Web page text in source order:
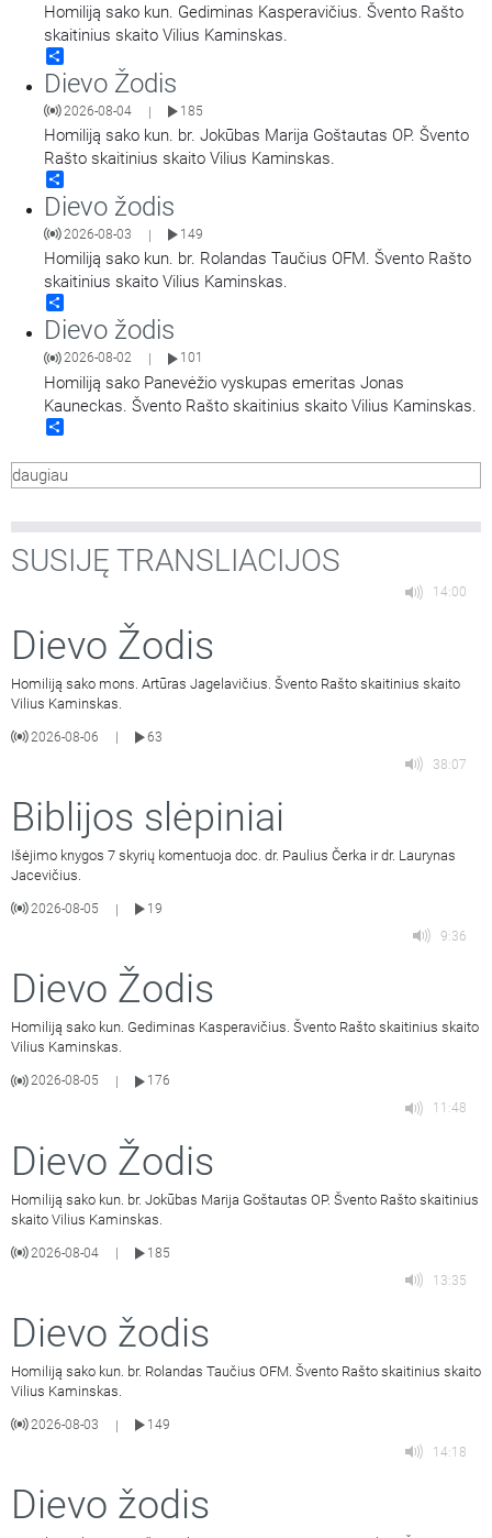
Homiliją sako kun. Gediminas Kasperavičius. Švento Rašto
skaitinius skaito Vilius Kaminskas.
Dievo Žodis
2026-08-04 | 185
Homiliją sako kun. br. Jokūbas Marija Goštautas OP. Švento
Rašto skaitinius skaito Vilius Kaminskas.
Dievo žodis
2026-08-03 | 149
Homiliją sako kun. br. Rolandas Taučius OFM. Švento Rašto
skaitinius skaito Vilius Kaminskas.
Dievo žodis
2026-08-02 101
Homiliją sako Panevėžio vyskupas emeritas Jonas
Kauneckas. Švento Rašto skaitinius skaito Vilius Kaminskas.
daugiau
SUSIJĘ TRANSLIACIJOS
14:00
Dievo Žodis
Homiliją sako mons. Artūras Jagelavičius. Švento Rašto skaitinius skaito
Vilius Kaminskas.
2026-08-06
63
38:07
Biblijos slėpiniai
Išėjimo knygos 7 skyrių komentuoja doc. dr. Paulius Čerka ir dr. Laurynas
Jacevičius.
2026-08-05 |
19
9:36
Dievo Žodis
Homiliją sako kun. Gediminas Kasperavičius. Švento Rašto skaitinius skaito
Vilius Kaminskas.
2026-08-05
176
11:48
Dievo Žodis
Homiliją sako kun. br. Jokūbas Marija Goštautas OP. Švento Rašto skaitinius
skaito Vilius Kaminskas.
2026-08-04
185
13:35
Dievo žodis
Homiliją sako kun. br. Rolandas Taučius OFM. Švento Rašto skaitinius skaito
Vilius Kaminskas.
2026-08-03 |
149
14:18
Dievo žodis